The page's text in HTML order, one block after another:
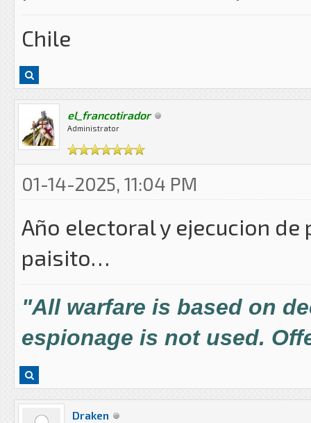
Chile
el_francotirador
Administrator
01-14-2025, 11:04 PM
Año electoral y ejecucion
paisito…
"All warfare is based on
espionage is not used.
Draken